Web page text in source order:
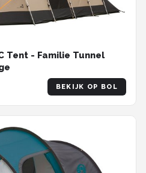
Tent - Familie Tunnel
BEKIJK OP BOL